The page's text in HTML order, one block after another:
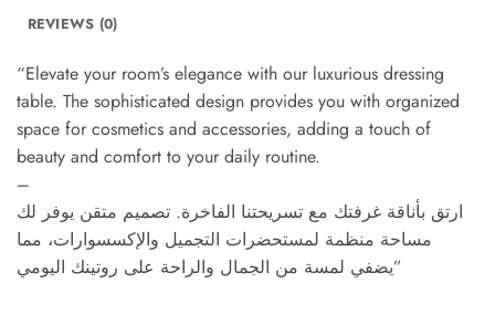
REVIEWS (0)
“Elevate your room’s elegance with our luxurious dressing
table. The sophisticated design provides you with organized
space for cosmetics and accessories, adding a touch of
beauty and comfort to your daily routine.
–
ارتق بأناقة غرفتك مع تسريحتنا الفاخرة. تصميم متقن يوفر لك
مساحة منظمة لمستحضرات التجميل والإكسسوارات، مما
يضفي لمسة من الجمال والراحة على روتينك اليومي”